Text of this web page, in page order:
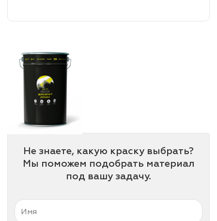
и эмали
Не знаете, какую краску выбрать?
Мы поможем подобрать материал
под вашу задачу.